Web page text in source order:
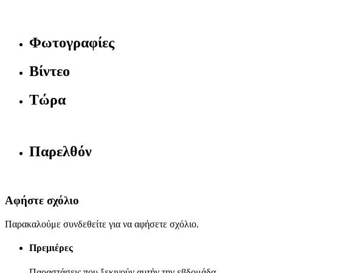
Φωτογραφίες
Βίντεο
Τώρα
Παρελθόν
Αφήστε σχόλιο
Παρακαλούμε συνδεθείτε για να αφήσετε σχόλιο.
Πρεμιέρες